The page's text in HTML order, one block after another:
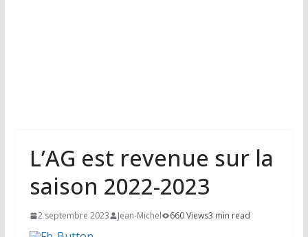
L’AG est revenue sur la
saison 2022-2023
2 septembre 2023 Jean-Michel 660 Views3 min read